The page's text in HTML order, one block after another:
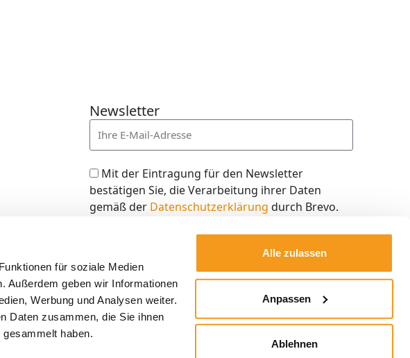
für soziale Medien
Außerdem geben wir Informationen
Werbung und Analysen weiter.
Daten zusammen, die Sie ihnen
haben.
Alle zulassen
Anpassen
Ablehnen
Newsletter
Mit der Eintragung für den Newsletter
bestätigen Sie, die Verarbeitung ihrer Daten
gemäß der Datenschutzerklärung durch Brevo.
den ich jederzeit mit dem Link im Newsletter
Kostenlos abonnieren